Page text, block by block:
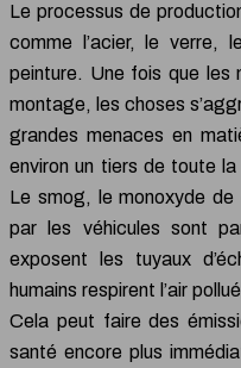
Le processus de
comme l’acier, le verre,
peinture. Une fois que les
montage, les choses
grandes menaces en
environ un tiers de toute
Le smog, le monoxyde de
par les véhicules sont
exposent les tuyaux
humains respirent l’air
Cela peut faire des
santé encore plus